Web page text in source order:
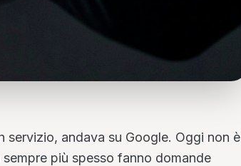
servizio, andava su Google. Oggi non è
più spesso fanno domande